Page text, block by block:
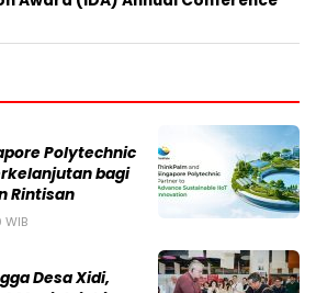
Polytechnic
bagi
Rintisan
Desa Xidi,